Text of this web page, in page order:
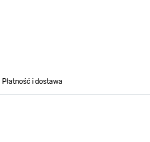
Płatność i dostawa